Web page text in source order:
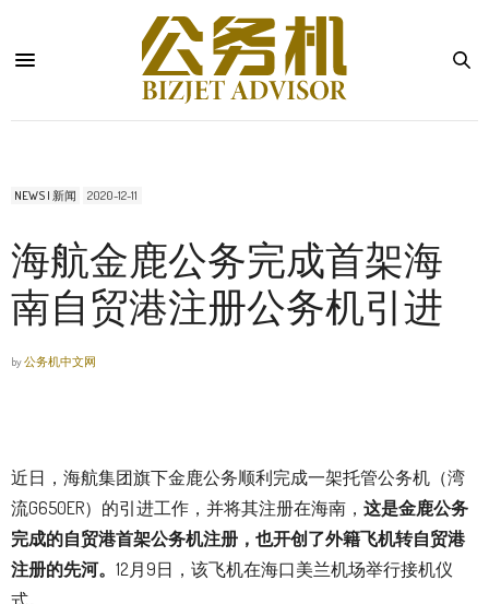
NEWS | 新闻 2020-12-11
海航金鹿公务完成首架海
南自贸港注册公务机引进
by公务机中文网
近日，海航集团旗下金鹿公务顺利完成一架托管公务机（湾
流G650ER）的引进工作，并将其注册在海南， 这是金鹿公务
完成的自贸港首架公务机注册，也开创了外籍飞机转自贸港
注册的先河。 12月9日，该飞机在海口美兰机场举行接机仪
式。